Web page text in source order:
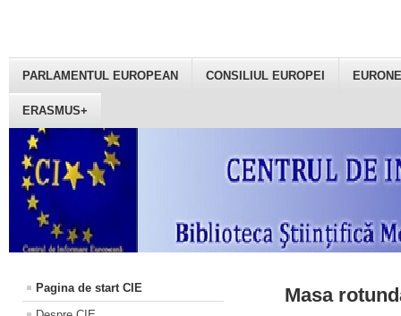
PARLAMENTUL EUROPEAN CONSILIUL EUROPEI
ERASMUS+
Pagina de start CIE
Masa